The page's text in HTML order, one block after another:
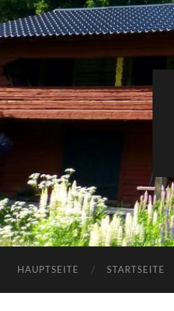
HAUPTSEITE STARTSEITE